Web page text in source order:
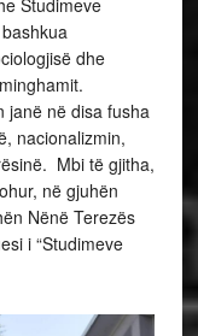
dhe
janë në disa fusha
nacionalizmin,
Mbi të gjitha,
në gjuhën
Nënë Terezës
i “Studimeve